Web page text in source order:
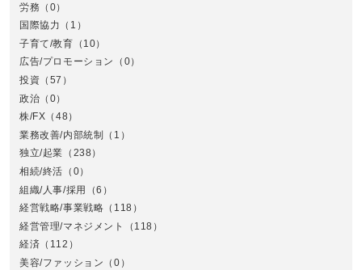
労務 （0）
国際協力 （1）
子育て/教育 （10）
広告/プロモーション
（0）
投資 （57）
政治 （0）
株/FX （48）
業務改善/内部統制 （1）
独立/起業 （238）
相続/終活 （0）
組織/人事/採用
（6）
経営戦略/事業戦略 （118）
経営管理/マネジメント
（118）
経済 （112）
美容/ファッション （0）